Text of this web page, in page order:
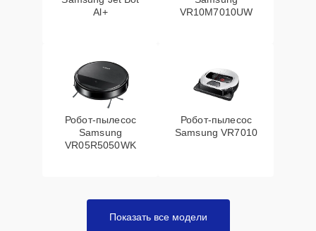
Al+
VR10M7010UW
Робот-пылесос
Samsung
VR05R5050WK
Робот-пылесос
Samsung VR7010
Показать все модели